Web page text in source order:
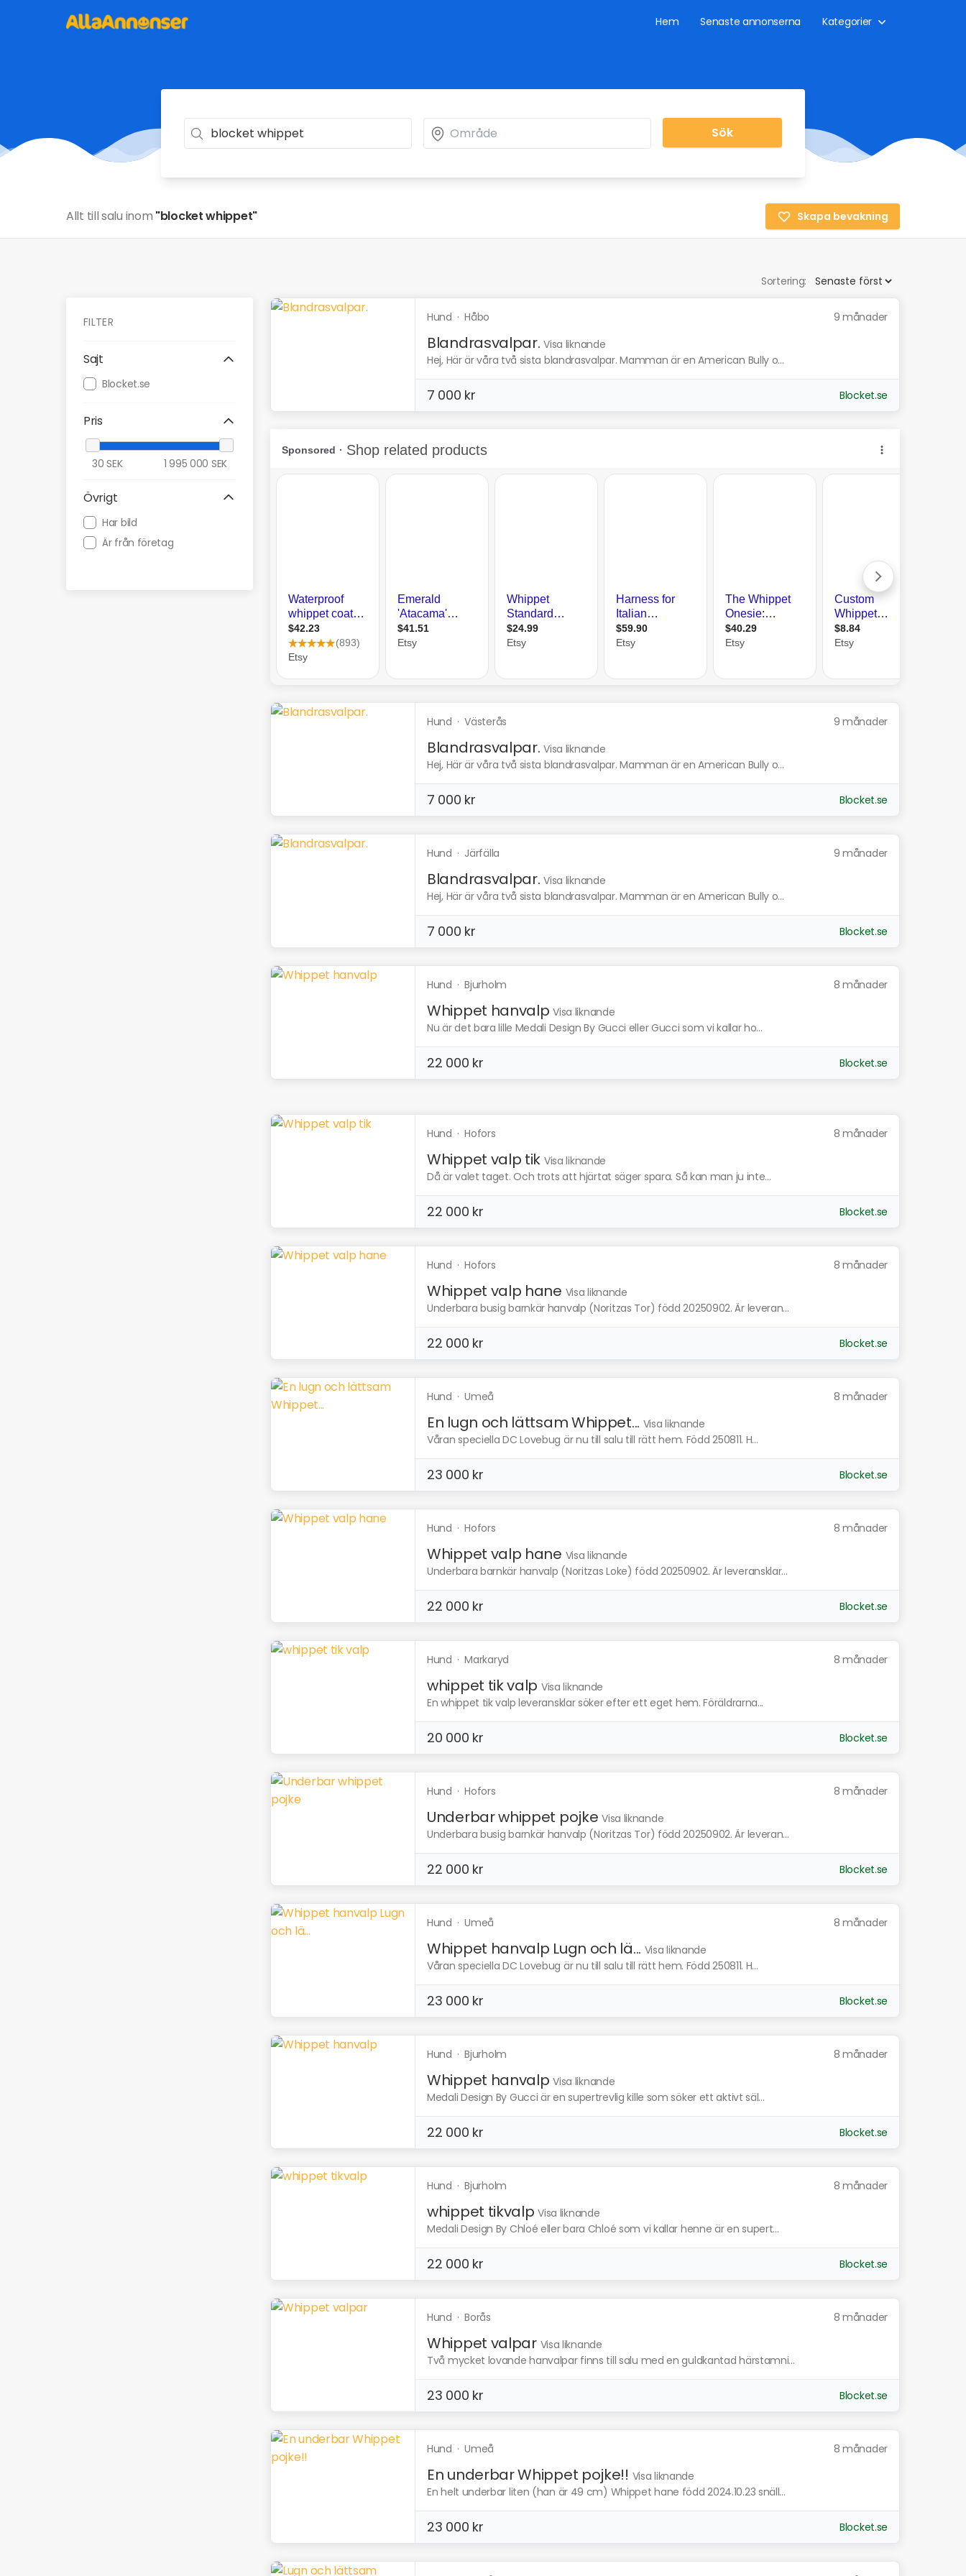
Hem Senaste annonserna Kategorier
Sök
Allt till salu inom "blocket whippet" Skapa bevakning
Sortering:
FILTER
Sajt
Blocket.se
Pris
30 SEK 1 995 000 SEK
Övrigt
Har bild
Är från företag
Hund ·Håbo 9 månader
Blandrasvalpar. Visa liknande
Hej, Här är våra två sista blandrasvalpar. Mamman är en American Bully o...
7 000 kr Blocket.se
Hund ·Västerås 9 månader
Blandrasvalpar. Visa liknande
Hej, Här är våra två sista blandrasvalpar. Mamman är en American Bully o...
7 000 kr Blocket.se
Hund · Järfälla 9 månader
Blandrasvalpar. Visa liknande
Hej, Här är våra två sista blandrasvalpar. Mamman är en American Bully o...
7 000 kr Blocket.se
Hund ·Bjurholm 8 månader
Whippet hanvalp Visa liknande
Nu är det bara lille Medali Design By Gucci eller Gucci som vi kallar ho...
22 000 kr Blocket.se
Hund ·Hofors 8 månader
Whippet valp tik Visa liknande
Då är valet taget. Och trots att hjärtat säger spara. Så kan man ju inte...
22 000 kr Blocket.se
Hund ·Hofors 8 månader
Whippet valp hane Visa liknande
Underbara busig barnkär hanvalp (Noritzas Tor) född 20250902. Är leveran...
22 000 kr Blocket.se
Hund ·Umeå 8 månader
En lugn och lättsam Whippet... Visa liknande
Våran speciella DC Lovebug är nu till salu till rätt hem. Född 250811. H...
23 000 kr Blocket.se
Hund ·Hofors 8 månader
Whippet valp hane Visa liknande
Underbara barnkär hanvalp (Noritzas Loke) född 20250902. Är leveransklar...
22 000 kr Blocket.se
Hund ·Markaryd 8 månader
whippet tik valp Visa liknande
En whippet tik valp leveransklar söker efter ett eget hem. Föräldrarna...
20 000 kr Blocket.se
Hund ·Hofors 8 månader
Underbar whippet pojke Visa liknande
Underbara busig barnkär hanvalp (Noritzas Tor) född 20250902. Är leveran...
22 000 kr Blocket.se
Hund ·Umeå 8 månader
Whippet hanvalp Lugn och lä... Visa liknande
Våran speciella DC Lovebug är nu till salu till rätt hem. Född 250811. H...
23 000 kr Blocket.se
Hund ·Bjurholm 8 månader
Whippet hanvalp Visa liknande
Medali Design By Gucci är en supertrevlig kille som söker ett aktivt säl...
22 000 kr Blocket.se
Hund ·Bjurholm 8 månader
whippet tikvalp Visa liknande
Medali Design By Chloé eller bara Chloé som vi kallar henne är en supert...
22 000 kr Blocket.se
Hund ·Borås 8 månader
Whippet valpar Visa liknande
Två mycket lovande hanvalpar finns till salu med en guldkantad härstamni...
23 000 kr Blocket.se
Hund ·Umeå 8 månader
En underbar Whippet pojke!! Visa liknande
En helt underbar liten (han är 49 cm) Whippet hane född 2024.10.23 snäll...
23 000 kr Blocket.se